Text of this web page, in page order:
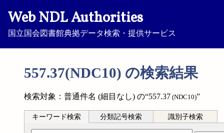
Web NDL Authorities
国立国会図書館典拠データ検索・提供サービス
557.37(NDC10) の検索結果
検索対象：普通件名 (細目なし) の“557.37 (NDC10)”
キーワード検索 分類記号検索 識別子検索